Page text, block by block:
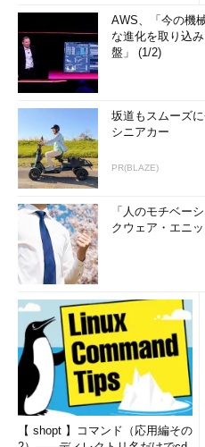
AWS、「今の機
な進化を取り込
盤」 (1/2)
坂道もスムーズ
シニアカー
PR(BLAZE)
「人のモチベー
クウェア・エニ
【 shopt 】コマンド（応用編その